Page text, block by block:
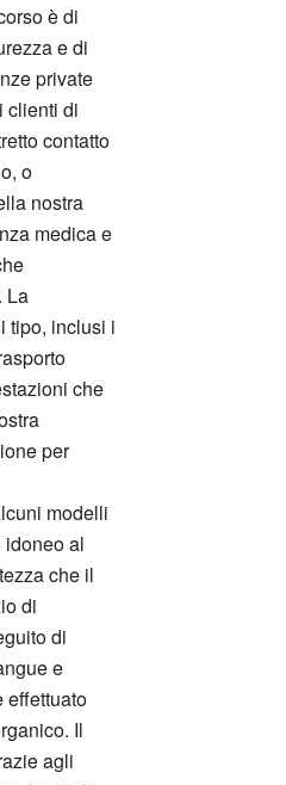
è di
e di
private
clienti di
contatto
o
nostra
medica e
La
tipo, inclusi i
che
per
modelli
al
che il
di
di
e
effettuato
Il
agli